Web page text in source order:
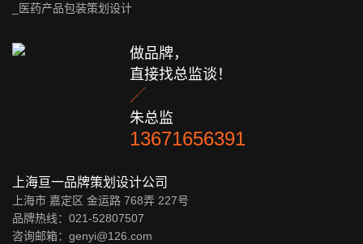
_医药产品包装策划设计
做品牌，
直接找总监谈！

朱总监
13671656391
上海亘一品牌策划设计公司
上海市 嘉定区 金运路 768弄 227号
品牌热线：021-52807507
咨询邮箱：genyi@126.com